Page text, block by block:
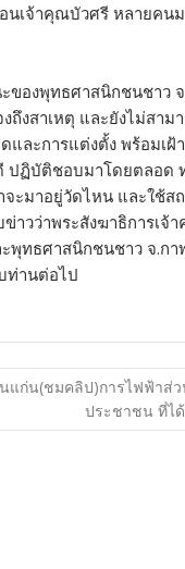
เจ้าคุณบัวศรี หลายคน
ของพุทธศาสนิกชนชาว
งสาเหตุ และยังไม่สาม
และการแต่งตั้ง พร้อมเ
ปฏิบัติชอบมาโดยตลอด
มาอยู่วัดไหน และใช้ส
วว่าพระสังฆาธิการเจ้
ทธศาสนิกชนชาว จ.กา
ท่านต่อไป
แก่น(ชมคลิป)การไฟฟ้าส่
ประชาชน ที่ไ